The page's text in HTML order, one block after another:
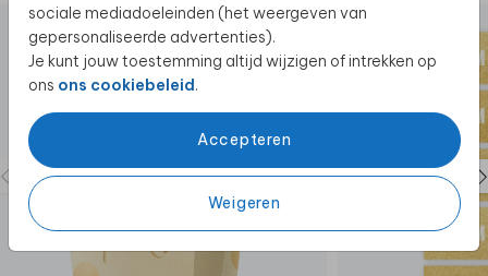
sociale mediadoeleinden (het weergeven van
gepersonaliseerde advertenties).
Je kunt jouw toestemming altijd wijzigen of intrekken op
ons ons cookiebeleid.
Accepteren
Weigeren